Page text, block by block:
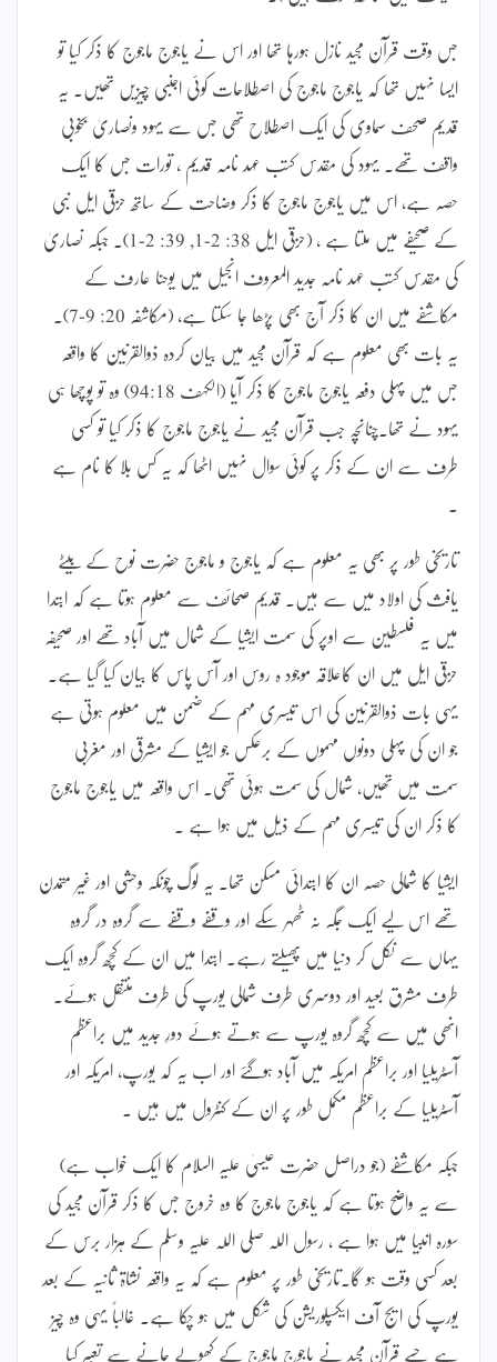
جس وقت قرآن مجید نازل ہورہا تھا اور اس نے یاجوج ماجوج کا ذکر کیا تو
ایسا نہیں تھا کہ یاجوج ماجوج کی اصطلاحات کوئی اجنبی چیزیں تھیں۔ یہ
قدیم صحف سماوی کی ایک اصطلاح تھی جس سے یہود ونصاریٰ بخوبی
واقف تھے۔ یہود کی مقدس کتب عہد نامہ قدیم ، تورات جس کا ایک
حصہ ہے، اس میں یاجوج ماجوج کا ذکر وضاحت کے ساتھ حزقی ایل نبی
کے صحیفے میں ملتا ہے ، (حزقی ایل 38: 2-1, 39: 2-1)۔ جبکہ نصاریٰ
کی مقدس کتب عہد نامہ جدید المعروف انجیل میں یوحنا عارف کے
مکاشفے میں ان کا ذکر آج بھی پڑھا جا سکتا ہے، (مکاشفہ 20: 9-7)۔
یہ بات بھی معلوم ہے کہ قرآن مجید میں بیان کردہ ذوالقرنین کا واقعہ
جس میں پہلی دفعہ یاجوج ماجوج کا ذکر آیا (الکہف 94:18) وہ تو پوچھا ہی
یہود نے تھا۔چنانچہ جب قرآن مجید نے یاجوج ماجوج کا ذکر کیا تو کسی
طرف سے ان کے ذکر پر کوئی سوال نہیں اٹھا کہ یہ کس بلا کا نام ہے
تاریخی طور پر بھی یہ معلوم ہے کہ یاجوج و ماجوج حضرت نوح کے بیٹے
یافث کی اولاد میں سے ہیں۔ قدیم صحائف سے معلوم ہوتا ہے کہ ابتدا
میں یہ فلسطین سے اوپر کی سمت ایشیا کے شمال میں آباد تھے اور صحیفہ
حزقی ایل میں ان کاعلاقہ موجود ہ روس اور آس پاس کا بیان کیا گیا ہے۔
یہی بات ذوالقرنین کی اس تیسری مہم کے ضمن میں معلوم ہوتی ہے
جو ان کی پہلی دونوں مہموں کے برعکس جو ایشیا کے مشرقی اور مغربی
سمت میں تھیں، شمال کی سمت ہوئی تھی۔ اس واقعہ میں یاجوج ماجوج
کا ذکر ان کی تیسری مہم کے ذیل میں ہوا ہے ۔
ایشیا کا شمالی حصہ ان کا ابتدائی مسکن تھا۔ یہ لوگ چونکہ وحشی اور غیر متمدن
تھے اس لیے ایک جگہ نہ ٹھہر سکے اور وقفے وقفے سے گروہ در گروہ
یہاں سے نکل کر دنیا میں پھیلتے رہے۔ ابتدا میں ان کے کچھ گروہ ایک
طرف مشرق بعید اور دوسری طرف شمالی یورپ کی طرف منتقل ہوئے۔
انھی میں سے کچھ گروہ یورپ سے ہوتے ہوئے دورِ جدید میں براعظم
آسٹریلیا اور براعظم امریکہ میں آباد ہوگئے اور اب یہ کہ یورپ، امریکہ اور
آسٹریلیا کے براعظم مکمل طور پر ان کے کنٹرول میں ہیں ۔
جبکہ مکاشفے (جو دراصل حضرت عیسیٰ علیہ السلام کا ایک خواب ہے)
سے یہ واضح ہوتا ہے کہ یاجوج ماجوج کا وہ خروج جس کا ذکر قرآن مجید کی
سورہ انبیا میں ہوا ہے ، رسول اللہ صلی اللہ علیہ وسلم کے ہزار برس کے
بعد کسی وقت ہو گا۔تاریخی طور پر معلوم ہے کہ یہ واقعہ نشاۃ ثانیہ کے بعد
یورپ کی ایج آف ایکسپلوریشن کی شکل میں ہو چکا ہے۔ غالباً یہی وہ چیز
ہے جسے قرآن مجید نے یاجوج ماجوج کے کھولے جانے سے تعبیر کیا